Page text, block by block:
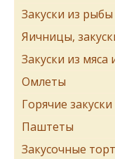
Закуски из
Яичницы,
Закуски из мяса
Омлеты
Горячие закуски
Паштеты
Закусочные